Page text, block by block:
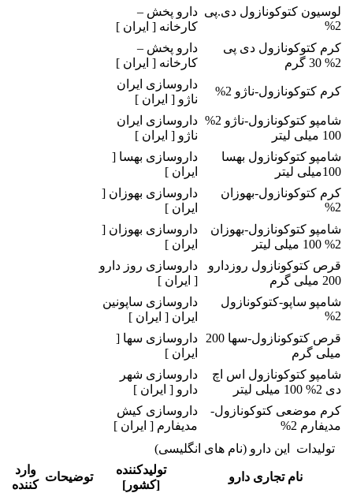
لوسیون کتوکونازول دی.پی
2%
دارو پخش –
کارخانه [ ایران ]
کرم کتوکونازول دی پی
2% 30 گرم
دارو پخش –
کارخانه [ ایران ]
کرم کتوکونازول-ناژو 2%
داروسازی ایران
ناژو [ ایران ]
شامپو کتوکونازول-ناژو 2%
100 میلی لیتر
داروسازی ایران
ناژو [ ایران ]
شامپو کتوکونازول بهسا
100میلی لیتر
داروسازی بهسا [
ایران ]
کرم کتوکونازول-بهوزان
2%
داروسازی بهوزان [
ایران ]
شامپو کتوکونازول-بهوزان
2% 100 میلی لیتر
داروسازی بهوزان [
ایران ]
قرص کتوکونازول روزدارو
200 میلی گرم
داروسازی روز دارو
[ ایران ]
شامپو ساپو-کتوکونازول
2%
داروسازی ساپونین
ایران [ ایران ]
قرص کتوکونازول-سها 200
میلی گرم
داروسازی سها [
ایران ]
شامپو کتوکونازول اس اچ
دی 2% 100 میلی لیتر
داروسازی شهر
دارو [ ایران ]
کرم موضعی کتوکونازول-
مدیفارم 2%
داروسازی کیش
مدیفارم [ ایران ]
تولیدات این دارو (نام های انگلیسی)
نام تجاری دارو
تولیدکننده
[کشور]
توضیحات
وارد
کننده